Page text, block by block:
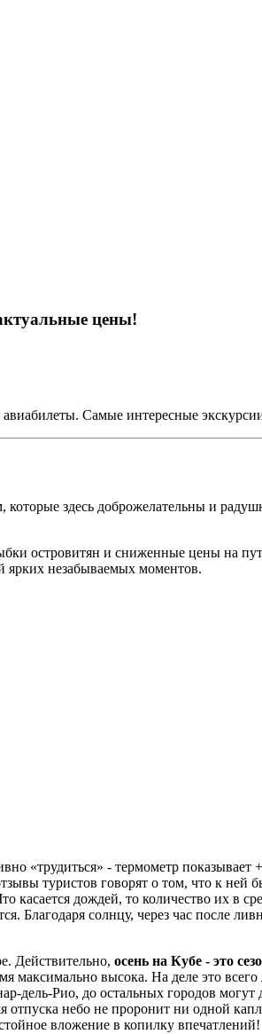
цены!
Самые интересные
здесь доброжелательны и
островитян и сниженные цены на
ярких незабываемых моментов.
«трудиться» - термометр показывает
туристов говорят о том, что к ней
дождей, то количество их в
солнцу, через час после
Действительно, осень на Кубе - это
максимально высока. На деле это
дель-Рио, до остальных городов
небо не проронит ни одной
вложение в копилку впечатлений!